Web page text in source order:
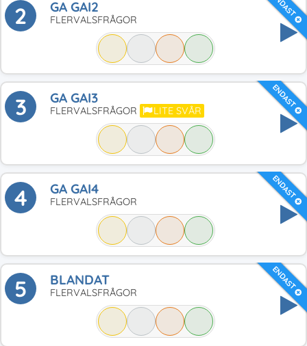
2 GA GAI2
FLERVALSFRÅGOR
ENDAST
3 GA GAI3
FLERVALSFRÅGOR LITE SVÅR
ENDAST
4 GA GAI4
FLERVALSFRÅGOR
ENDAST
5 BLANDAT
FLERVALSFRÅGOR